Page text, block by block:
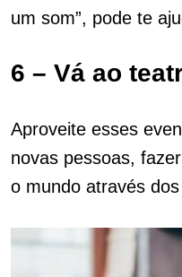
um som”, pode te
6 – Vá ao
Aproveite esses
novas pessoas,
o mundo através